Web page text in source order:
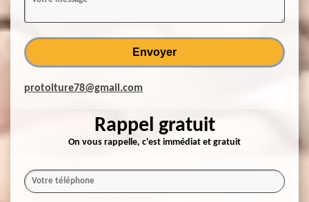
protoiture78@gmail.com
Rappel gratuit
On vous rappelle, c'est immédiat et gratuit